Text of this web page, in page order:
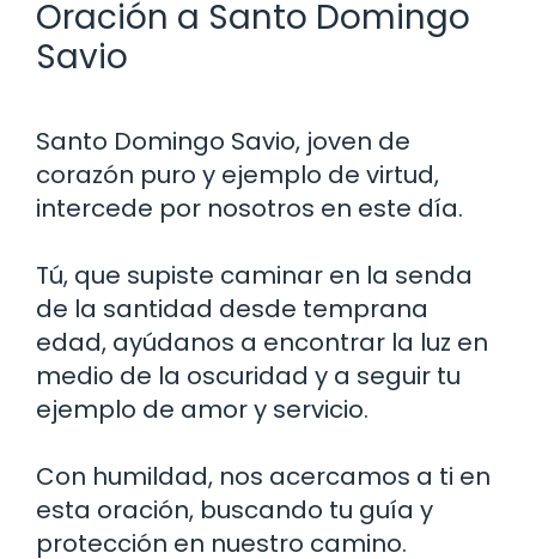
Oración a Santo Domingo
Savio
Santo Domingo Savio, joven de
corazón puro y ejemplo de virtud,
intercede por nosotros en este día.
Tú, que supiste caminar en la senda
de la santidad desde temprana
edad, ayúdanos a encontrar la luz en
medio de la oscuridad y a seguir tu
ejemplo de amor y servicio.
Con humildad, nos acercamos a ti en
esta oración, buscando tu guía y
protección en nuestro camino.